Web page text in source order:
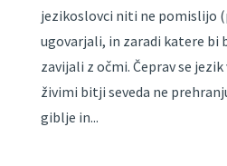
jezikoslovci niti ne pomislijo
ugovarjali, in zaradi katere bi
zavijali z očmi. Čeprav se
živimi bitji seveda ne
giblje in...